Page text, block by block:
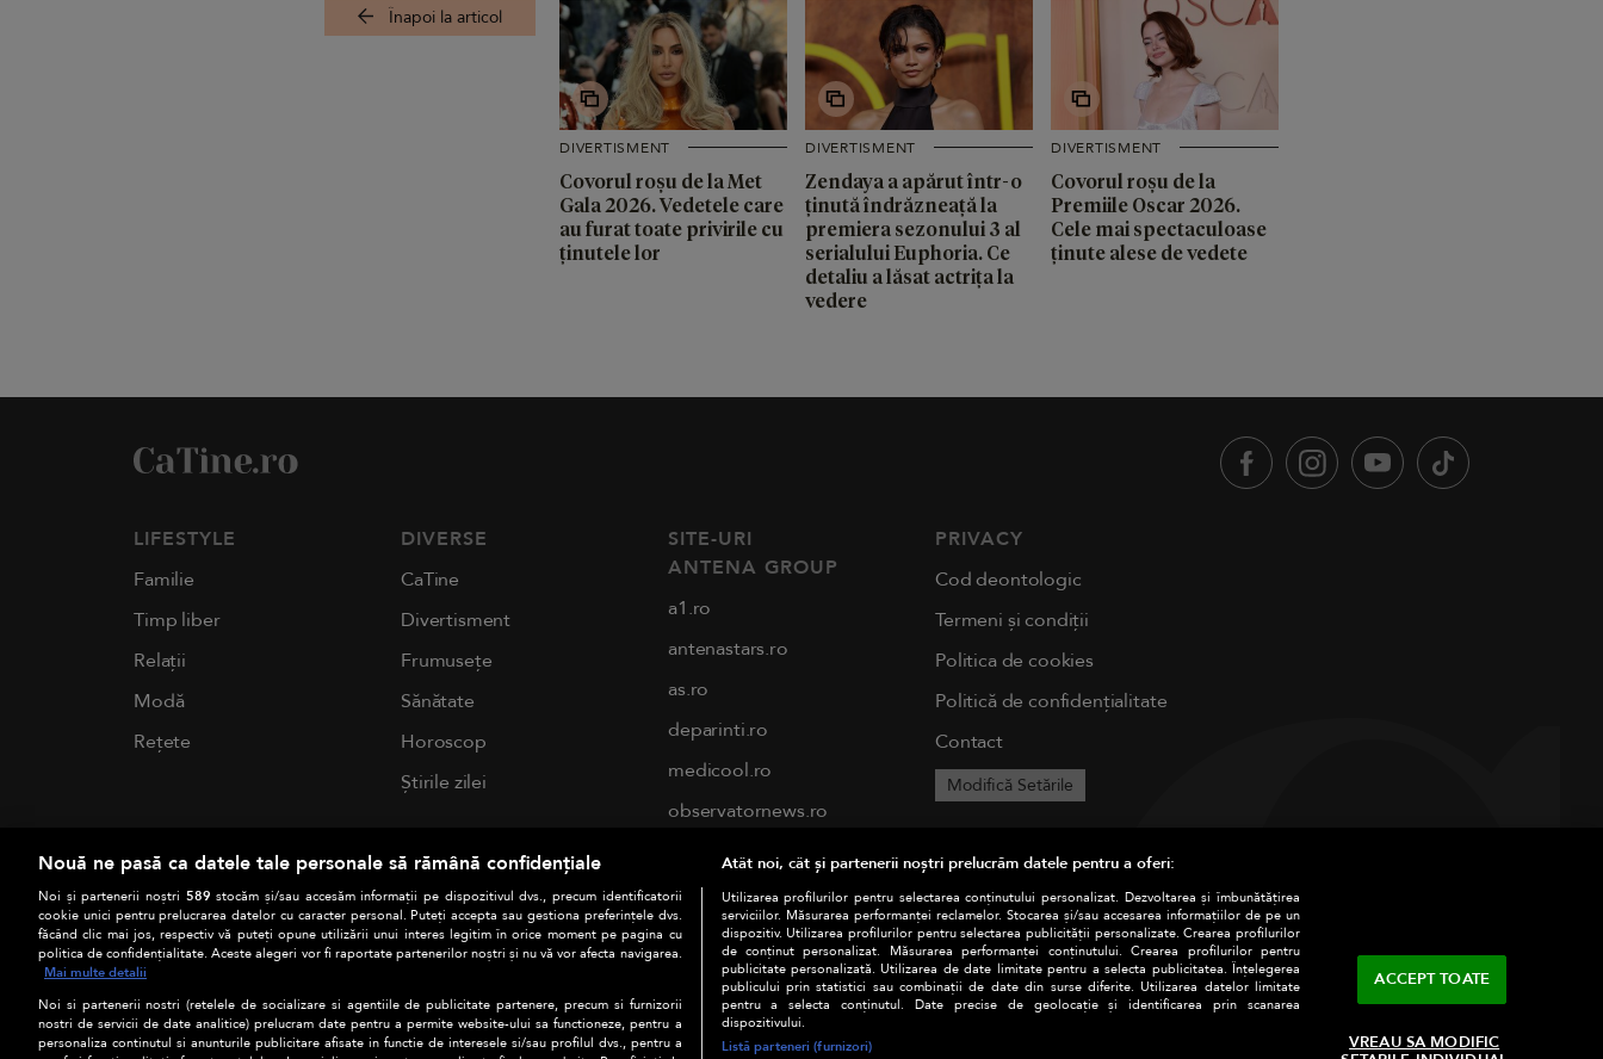
Înapoi la articol
DIVERTISMENT
Covorul roșu de la Met
Gala 2026. Vedetele care
au furat toate privirile cu
ținutele lor
DIVERTISMENT
Zendaya a apărut într-o
ținută îndrăzneață la
premiera sezonului 3 al
serialului Euphoria. Ce
detaliu a lăsat actrița la
vedere
DIVERTISMENT
Covorul roșu de la
Premiile Oscar 2026.
Cele mai spectaculoase
ținute alese de vedete
LIFESTYLE
Familie
Timp liber
Relații
Modă
Rețete
DIVERSE
CaTine
Divertisment
Frumusețe
Sănătate
Horoscop
Știrile zilei
SITE-URI
ANTENA GROUP
a1.ro
antenastars.ro
as.ro
deparinti.ro
medicool.ro
observatornews.ro
spynews.ro
tvhappy.ro
useit.ro
chefi.ro
zutv.ro
PRIVACY
Cod deontologic
Termeni și condiții
Politica de cookies
Politică de confidențialitate
Contact
Modifică Setările
Nouă ne pasă ca datele tale personale să rămână confidențiale
Noi și partenerii noștri 589 stocăm și/sau accesăm informații pe dispozitivul dvs., precum identificatorii
cookie unici pentru prelucrarea datelor cu caracter personal. Puteți accepta sau gestiona preferințele dvs.
făcând clic mai jos, respectiv vă puteți opune utilizării unui interes legitim în orice moment pe pagina cu
politica de confidențialitate. Aceste alegeri vor fi raportate partenerilor noștri și nu vă vor afecta navigarea.
Mai multe detalii
Noi si partenerii nostri (retelele de socializare si agentiile de publicitate partenere, precum si furnizorii
nostri de servicii de date analitice) prelucram date pentru a permite website-ului sa functioneze, pentru a
personaliza continutul si anunturile publicitare afisate in functie de interesele si/sau profilul dvs., pentru a
Atât noi, cât și partenerii noștri prelucrăm datele pentru a oferi:
Utilizarea profilurilor pentru selectarea conținutului personalizat. Dezvoltarea și îmbunătățirea
serviciilor. Măsurarea performanței reclamelor. Stocarea și/sau accesarea informațiilor de pe un
dispozitiv. Utilizarea profilurilor pentru selectarea publicității personalizate. Crearea profilurilor
de conținut personalizat. Măsurarea performanței conținutului. Crearea profilurilor pentru
publicitate personalizată. Utilizarea de date limitate pentru a selecta publicitatea. Înțelegerea
publicului prin statistici sau combinații de date din surse diferite. Utilizarea datelor limitate
pentru a selecta conținutul. Date precise de geolocație și identificarea prin scanarea
dispozitivului.
Listă parteneri (furnizori)
ACCEPT TOATE
VREAU SA MODIFIC